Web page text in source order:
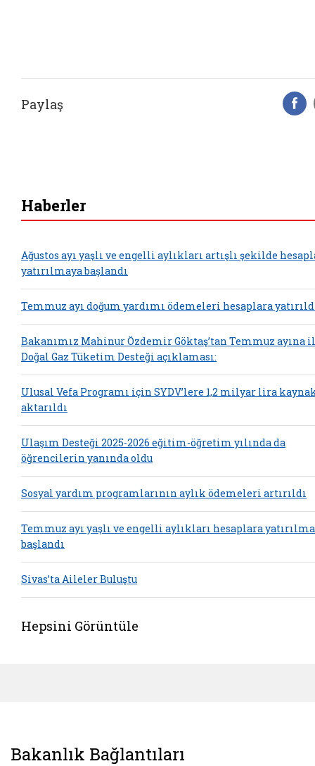
Paylaş
Haberler
Ağustos ayı yaşlı ve engelli aylıkları artışlı şekilde
yatırılmaya başlandı
Temmuz ayı doğum yardımı ödemeleri hesaplara
Bakanımız Mahinur Özdemir Göktaş’tan Temmuz
Doğal Gaz Tüketim Desteği açıklaması:
Ulusal Vefa Programı için SYDV’lere 1,2 milyar lira
aktarıldı
Ulaşım Desteği 2025-2026 eğitim-öğretim yılında da
öğrencilerin yanında oldu
Sosyal yardım programlarının aylık ödemeleri artırıldı
Temmuz ayı yaşlı ve engelli aylıkları hesaplara
başlandı
Sivas’ta Aileler Buluştu
Hepsini Görüntüle
Bakanlık Bağlantıları